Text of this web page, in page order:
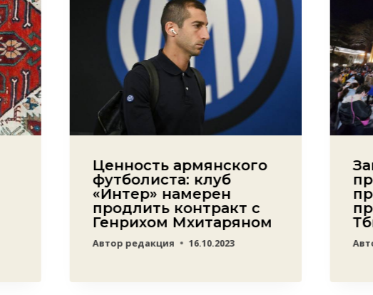
Ценность армянского
футболиста: клуб
«Интер» намерен
продлить контракт с
Генрихом Мхитаряном
Автор редакция 16.10.2023